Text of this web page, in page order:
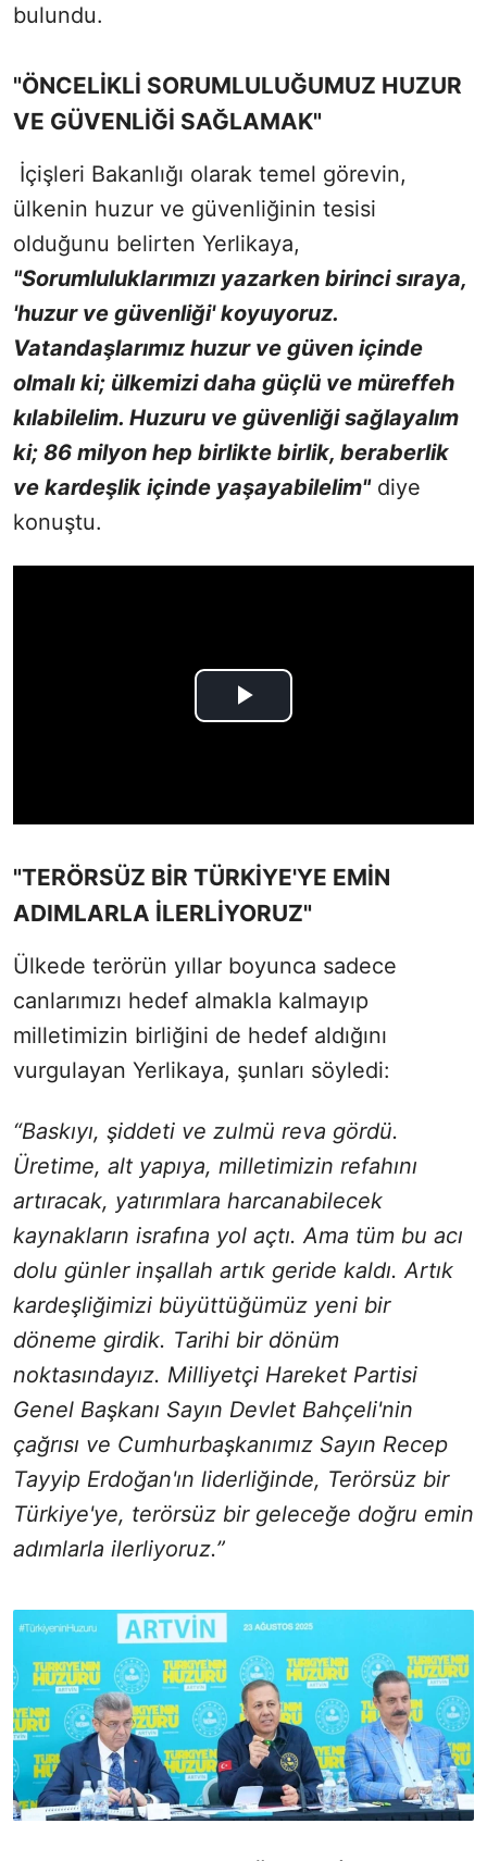
bulundu.
"ÖNCELİKLİ SORUMLULUĞUMUZ HUZUR
VE GÜVENLİĞİ SAĞLAMAK"
İçişleri Bakanlığı olarak temel görevin,
ülkenin huzur ve güvenliğinin tesisi
olduğunu belirten Yerlikaya,
"Sorumluluklarımızı yazarken birinci sıraya,
'huzur ve güvenliği' koyuyoruz.
Vatandaşlarımız huzur ve güven içinde
olmalı ki; ülkemizi daha güçlü ve müreffeh
kılabilelim. Huzuru ve güvenliği sağlayalım
ki; 86 milyon hep birlikte birlik, beraberlik
ve kardeşlik içinde yaşayabilelim"diye
konuştu.
"TERÖRSÜZ BİR TÜRKİYE'YE EMİN
ADIMLARLA İLERLİYORUZ"
Ülkede terörün yıllar boyunca sadece
canlarımızı hedef almakla kalmayıp
milletimizin birliğini de hedef aldığını
vurgulayan Yerlikaya, şunları söyledi:
“Baskıyı, şiddeti ve zulmü reva gördü.
Üretime, alt yapıya, milletimizin refahını
artıracak, yatırımlara harcanabilecek
kaynakların israfına yol açtı. Ama tüm bu acı
dolu günler inşallah artık geride kaldı. Artık
kardeşliğimizi büyüttüğümüz yeni bir
döneme girdik. Tarihi bir dönüm
noktasındayız. Milliyetçi Hareket Partisi
Genel Başkanı Sayın Devlet Bahçeli'nin
çağrısı ve Cumhurbaşkanımız Sayın Recep
Tayyip Erdoğan'ın liderliğinde, Terörsüz bir
Türkiye'ye, terörsüz bir geleceğe doğru emin
adımlarla ilerliyoruz.”